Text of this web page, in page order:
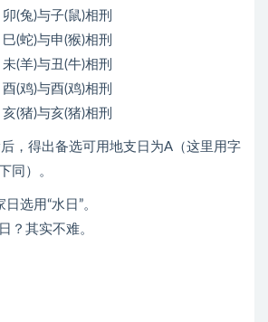
(兔)与子(鼠)相刑
(蛇)与申(猴)相刑
(羊)与丑(牛)相刑
(鸡)与酉(鸡)相刑
(猪)与亥(猪)相刑
，得出备选可用地支日为A（这里用字
同）。
选用“水日”。
？其实不难。